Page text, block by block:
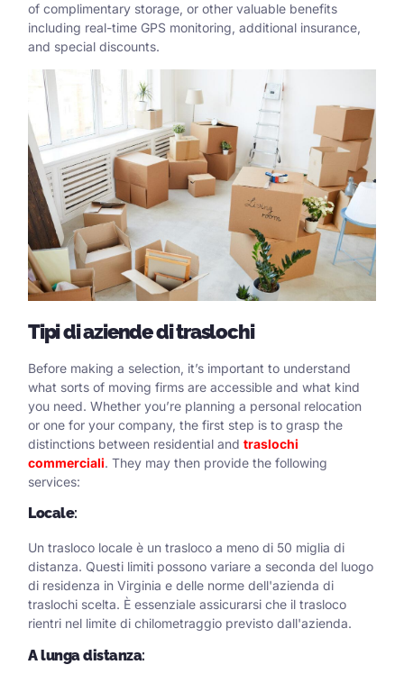
of complimentary storage, or other valuable benefits
including real-time GPS monitoring, additional insurance,
and special discounts.
Tipi di aziende di traslochi
Before making a selection, it’s important to understand
what sorts of moving firms are accessible and what kind
you need. Whether you’re planning a personal relocation
or one for your company, the first step is to grasp the
distinctions between residential and traslochi
commerciali. They may then provide the following
services:
Locale:
Un trasloco locale è un trasloco a meno di 50 miglia di
distanza. Questi limiti possono variare a seconda del luogo
di residenza in Virginia e delle norme dell'azienda di
traslochi scelta. È essenziale assicurarsi che il trasloco
rientri nel limite di chilometraggio previsto dall'azienda.
A lunga distanza: